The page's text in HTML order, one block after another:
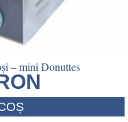
– mini Donuttes